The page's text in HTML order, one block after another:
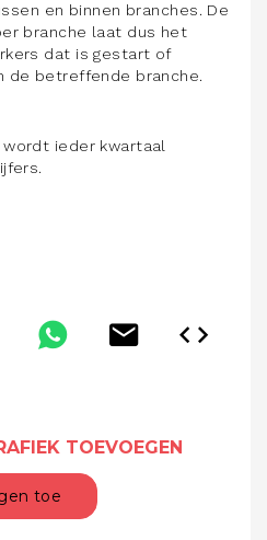
en binnen branches. De
branche laat dus het
dat is gestart of
de betreffende branche.
ieder kwartaal
TOEVOEGEN
toe